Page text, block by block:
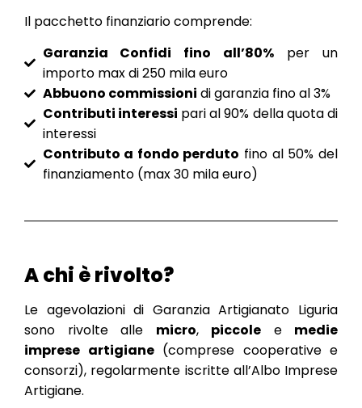
Il pacchetto finanziario comprende:
Garanzia Confidi fino all’80% per un
importo max di 250 mila euro
Abbuono commissioni di garanzia fino al 3%
Contributi interessi pari al 90% della quota di
interessi
Contributo a fondo perduto fino al 50% del
finanziamento (max 30 mila euro)
A chi è rivolto?
Le agevolazioni di Garanzia Artigianato Liguria
sono rivolte alle micro, piccole e medie
imprese artigiane(comprese cooperative e
consorzi), regolarmente iscritte all’Albo Imprese
Artigiane.